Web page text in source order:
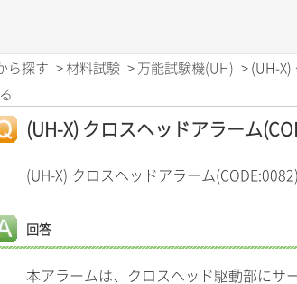
ら探す > 材料試験 > 万能試験機(UH) > (UH-X)
(UH-X) クロスヘッドアラーム
(UH-X) クロスヘッドアラーム
回答
本アラームは、クロスヘッド駆動部にサ